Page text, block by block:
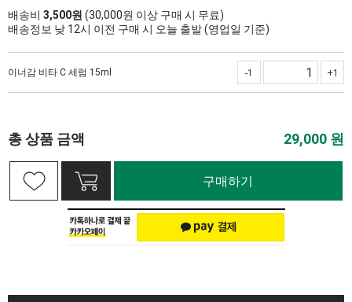
배송비 3,500원 (30,000원 이상 구매 시 무료)
배송정보 낮 12시 이전 구매 시 오늘 출발 (영업일 기준)
이너감 비타 C 세럼 15ml +1
-1
총 상품 금액 29,000 원
구매하기